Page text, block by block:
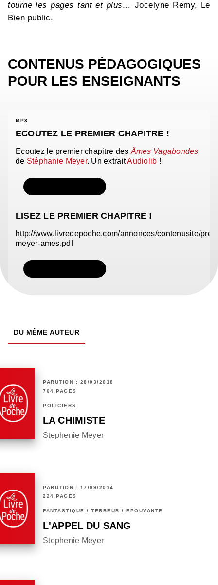
tourne les pages tant et plus… Jocelyne Remy, Le
Bien public.
CONTENUS PÉDAGOGIQUES
POUR LES ENSEIGNANTS
MP3
ECOUTEZ LE PREMIER CHAPITRE !
Ecoutez le premier chapitre des Âmes Vagabondes
de Stéphanie Meyer. Un extraitAudiolib !
LISEZ LE PREMIER CHAPITRE !
http://www.livredepoche.com/annonces/contenusite/
meyer-ames.pdf
DU MÊME AUTEUR
PARUTION : 28/03/2018
704 PAGES
POLICIERS
LA CHIMISTE
Stephenie Meyer
PARUTION : 17/09/2014
224 PAGES
FANTASTIQUE / TERREUR / EPOUVANTE
L'APPEL DU SANG
Stephenie Meyer